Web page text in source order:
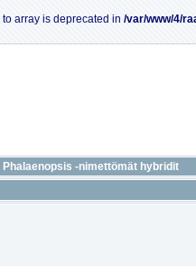
array is deprecated in /var/www/4/
Phalaenopsis -nimettömät hybridit